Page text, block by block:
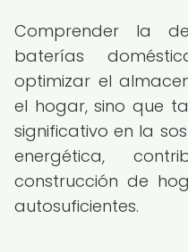
Comprender la
baterías
optimizar el
el hogar, sino que
significativo en la
energética,
construcción de
autosuficientes.